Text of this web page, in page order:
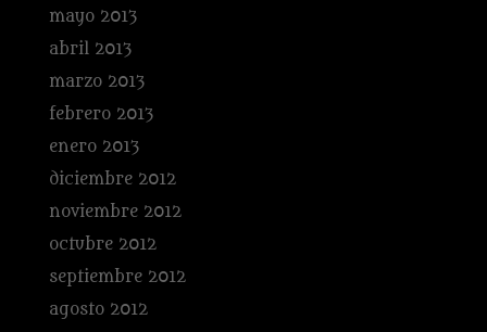
mayo 2013
abril 2013
marzo 2013
febrero 2013
enero 2013
diciembre 2012
noviembre 2012
octubre 2012
septiembre 2012
agosto 2012